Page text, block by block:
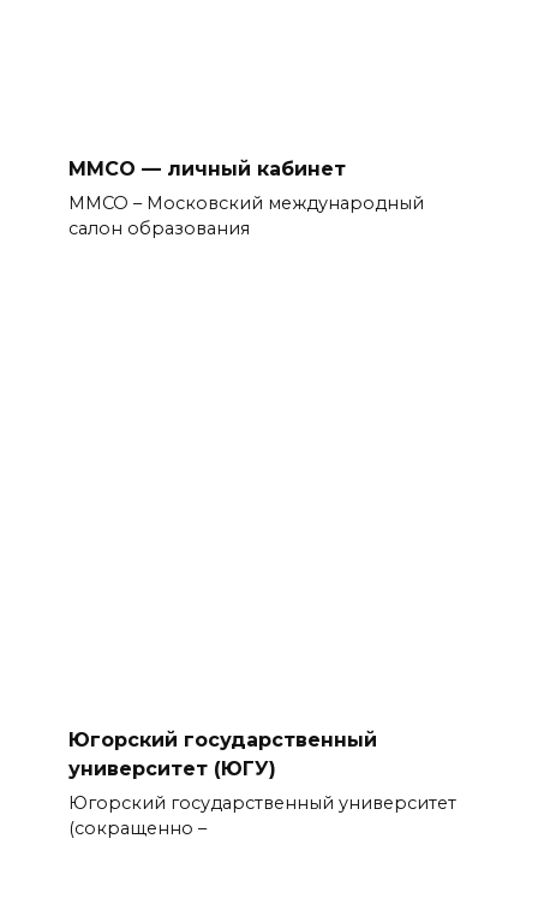
ММСО — личный кабинет
ММСО – Московский международный
салон образования
Югорский государственный
университет (ЮГУ)
Югорский государственный университет
(сокращенно –